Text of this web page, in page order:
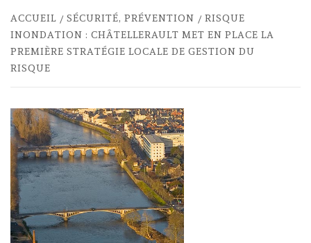
ACCUEIL SÉCURITÉ, PRÉVENTION
RISQUE
INONDATION : CHÂTELLERAULT MET EN PLACE LA
PREMIÈRE STRATÉGIE LOCALE DE GESTION DU
RISQUE